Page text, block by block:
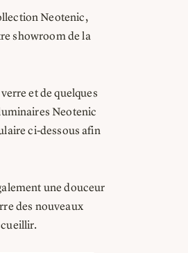
Neotenic,
showroom de la
et de quelques
Neotenic
ci-dessous afin
une douceur
des nouveaux